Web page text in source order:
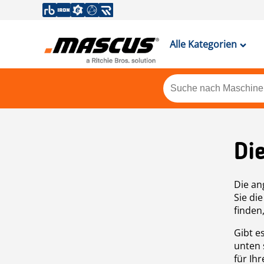
Alle Kategorien
Die
Sie
Gibt
unten
für